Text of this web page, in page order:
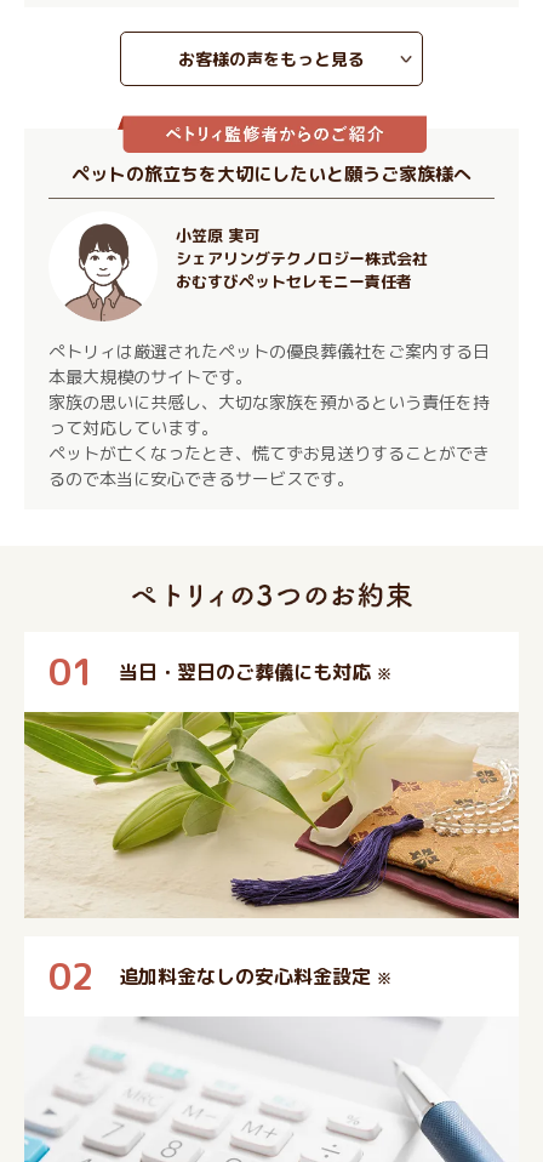
お客様の声をもっと見る
ペットの旅立ちを大切にしたいと願うご家族様へ
小笠原 実可
シェアリングテクノロジー株式会社
おむすびペットセレモニー責任者
ぺトリィは厳選されたペットの優良葬儀社をご案内する日
本最大規模のサイトです。
家族の思いに共感し、大切な家族を預かるという責任を持
って対応しています。
ペットが亡くなったとき、慌てずお見送りすることができ
るので本当に安心できるサービスです。
01 当日・翌日のご葬儀にも対応 ※
02 追加料金なしの安心料金設定 ※